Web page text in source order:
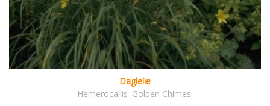
Daglelie
Hemerocallis 'Golden Chimes'